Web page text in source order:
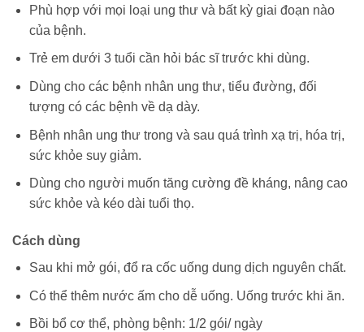
Phù hợp với mọi loại ung thư và bất kỳ giai đoạn nào
của bệnh.
Trẻ em dưới 3 tuổi cần hỏi bác sĩ trước khi dùng.
Dùng cho các bệnh nhân ung thư, tiểu đường, đối
tượng có các bệnh về dạ dày.
Bệnh nhân ung thư trong và sau quá trình xạ trị, hóa trị,
sức khỏe suy giảm.
Dùng cho người muốn tăng cường đề kháng, nâng cao
sức khỏe và kéo dài tuổi thọ.
Cách dùng
Sau khi mở gói, đổ ra cốc uống dung dịch nguyên chất.
Có thể thêm nước ấm cho dễ uống. Uống trước khi ăn.
Bồi bổ cơ thể, phòng bệnh: 1/2 gói/ ngày